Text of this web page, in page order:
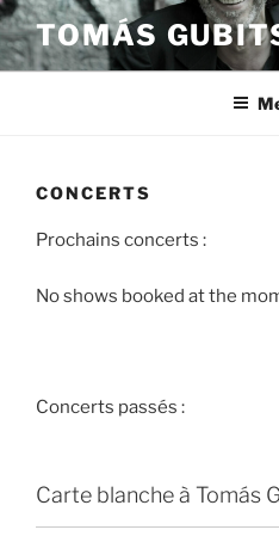
Aller
au
contenu
TOMÁS
CONCERTS
Prochains concerts :
No shows booked at the
Concerts passés :
Carte blanche à Tomás